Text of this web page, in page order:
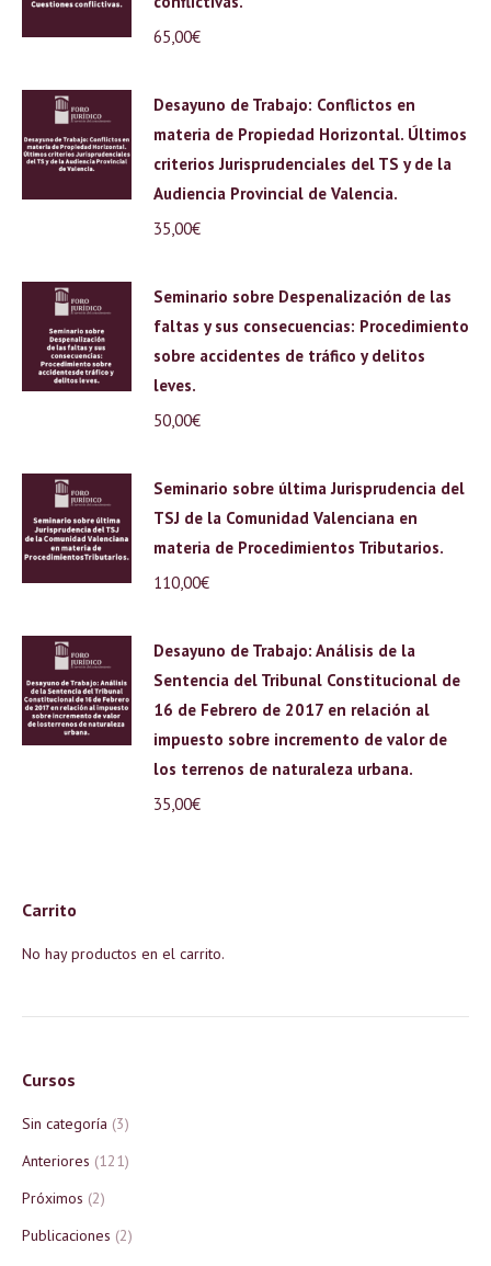
65,00€
Desayuno de Trabajo: Conflictos en
materia de Propiedad Horizontal. Últimos
criterios Jurisprudenciales del TS y de la
Audiencia Provincial de Valencia.
35,00€
Seminario sobre Despenalización de las
faltas y sus consecuencias: Procedimiento
sobre accidentes de tráfico y delitos
leves.
50,00€
Seminario sobre última Jurisprudencia del
TSJ de la Comunidad Valenciana en
materia de Procedimientos Tributarios.
110,00€
Desayuno de Trabajo: Análisis de la
Sentencia del Tribunal Constitucional de
16 de Febrero de 2017 en relación al
impuesto sobre incremento de valor de
los terrenos de naturaleza urbana.
35,00€
Carrito
No hay productos en el carrito.
Cursos
Sin categoría (3)
Anteriores (121)
Próximos (2)
Publicaciones (2)